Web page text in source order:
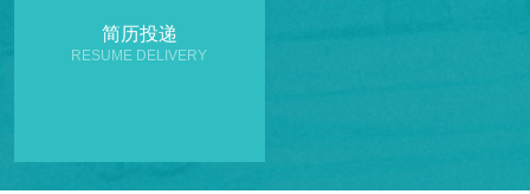
简历投递
RESUME DELIVERY